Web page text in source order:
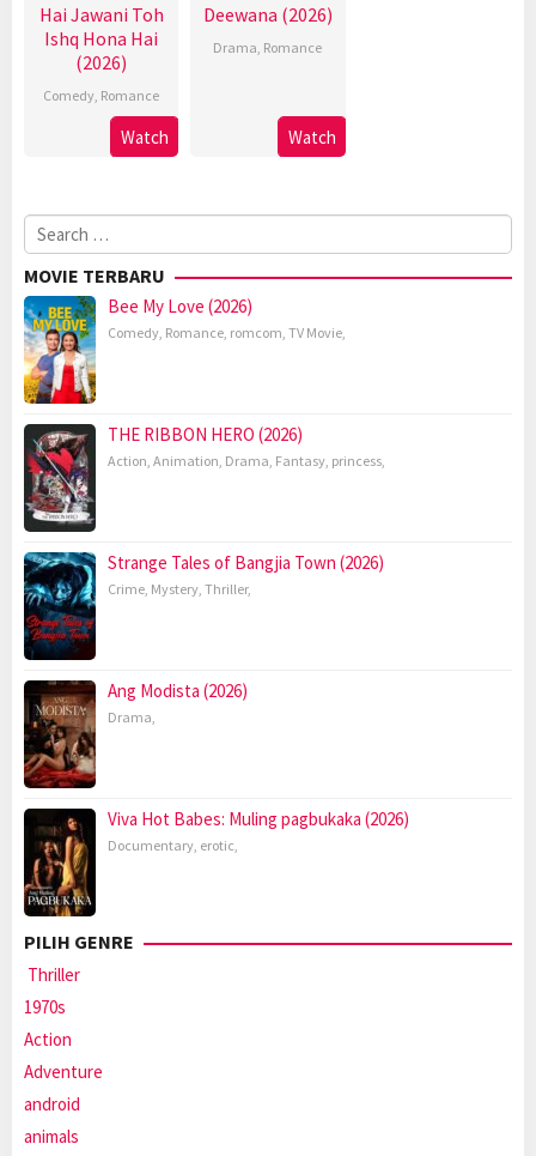
Hai Jawani Toh
Ishq Hona Hai
(2026)
Comedy, Romance
Watch
Deewana (2026)
Drama, Romance
Watch
Search
for:
MOVIE TERBARU
Bee My Love (2026)
Comedy, Romance, romcom, TV Movie,
THE RIBBON HERO (2026)
Action, Animation, Drama, Fantasy, princess,
Strange Tales of Bangjia Town (2026)
Crime, Mystery, Thriller,
Ang Modista (2026)
Drama,
Viva Hot Babes: Muling pagbukaka (2026)
Documentary, erotic,
PILIH GENRE
Thriller
1970s
Action
Adventure
android
animals